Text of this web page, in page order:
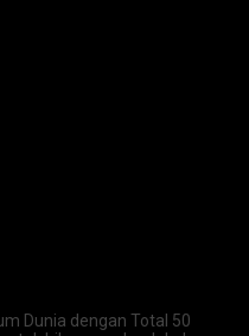
Dunia dengan Total 50